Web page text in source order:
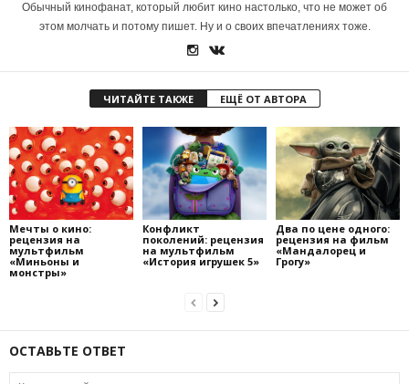
Обычный кинофанат, который любит кино настолько, что не может об
этом молчать и потому пишет. Ну и о своих впечатлениях тоже.
ЧИТАЙТЕ ТАКЖЕ ЕЩЁ ОТ АВТОРА
Мечты о кино:
рецензия на
мультфильм
«Миньоны и
монстры»
Конфликт
поколений: рецензия
на мультфильм
«История игрушек 5»
Два по цене одного:
рецензия на фильм
«Мандалорец и
Грогу»
ОСТАВЬТЕ ОТВЕТ